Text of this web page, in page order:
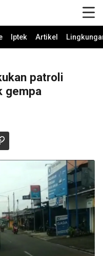
Iptek Artikel
patroli
gempa